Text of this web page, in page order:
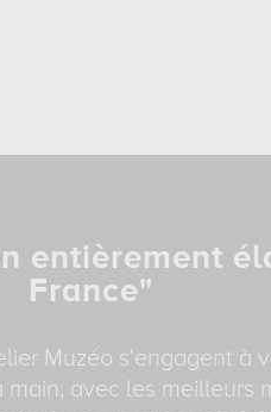
entièrement
France"
Muzéo s'engagent à
main, avec les meilleurs